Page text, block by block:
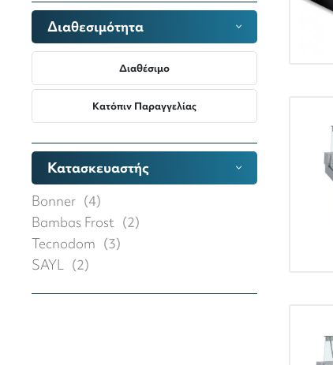
Κατασκευαστής
Bonner (4)
Bambas Frost (2)
Tecnodom (3)
SAYL (2)
Διαθεσιμότητα
Διαθέσιμο
Κατόπιν Παραγγελίας